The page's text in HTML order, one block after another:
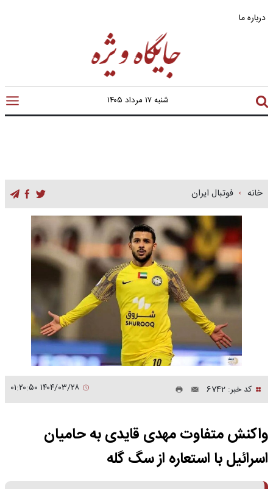
درباره ما
شنبه ۱۷ مرداد ۱۴۰۵
خانه فوتبال ایران
کد خبر: 6742
واکنش متفاوت مهدی قایدی به حامیان
اسرائیل با استعاره از سگ گله